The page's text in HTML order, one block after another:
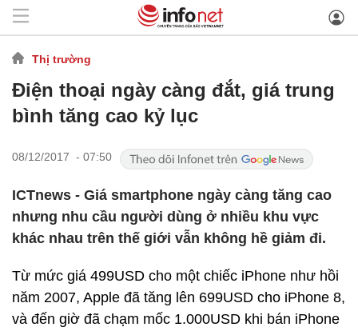
Thị trường
Điện thoại ngày càng đắt, giá trung
bình tăng cao kỷ lục
08/12/2017 - 07:50
ICTnews - Giá smartphone ngày càng tăng cao
nhưng nhu cầu người dùng ở nhiều khu vực
khác nhau trên thế giới vẫn không hề giảm đi.
Từ mức giá 499USD cho một chiếc iPhone như hồi
năm 2007, Apple đã tăng lên 699USD cho iPhone 8,
và đến giờ đã chạm mốc 1.000USD khi bán iPhone